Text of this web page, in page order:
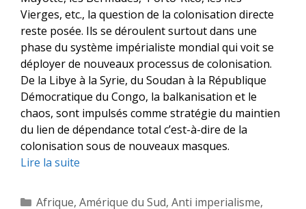
Vierges, etc., la question de la colonisation directe
reste posée. Ils se déroulent surtout dans une
phase du système impérialiste mondial qui voit se
déployer de nouveaux processus de colonisation.
De la Libye à la Syrie, du Soudan à la République
Démocratique du Congo, la balkanisation et le
chaos, sont impulsés comme stratégie du maintien
du lien de dépendance total c’est-à-dire de la
colonisation sous de nouveaux masques.
Lire la suite
Catégories
Afrique, Amérique du Sud, Anti imperialisme,